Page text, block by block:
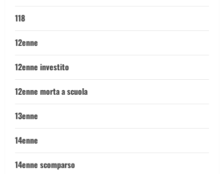
118
12enne
12enne investito
12enne morta a scuola
13enne
14enne
14enne scomparso